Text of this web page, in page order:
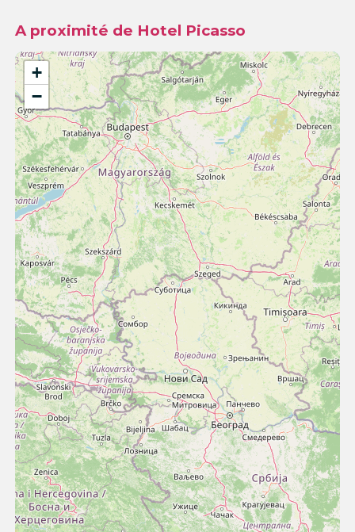
A proximité de Hotel Picasso
+
−